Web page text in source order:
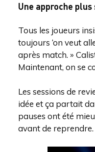
Une approche
Tous les joueurs
toujours ‘on veut
après match. »
Maintenant, on se
Les sessions de
idée et ça partait
pauses ont été
avant de reprendre.